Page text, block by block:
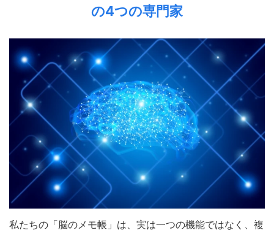
の4つの専門家
私たちの「脳のメモ帳」は、実は一つの機能ではなく、複